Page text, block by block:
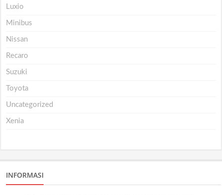
Luxio
Minibus
Nissan
Recaro
Suzuki
Toyota
Uncategorized
Xenia
INFORMASI